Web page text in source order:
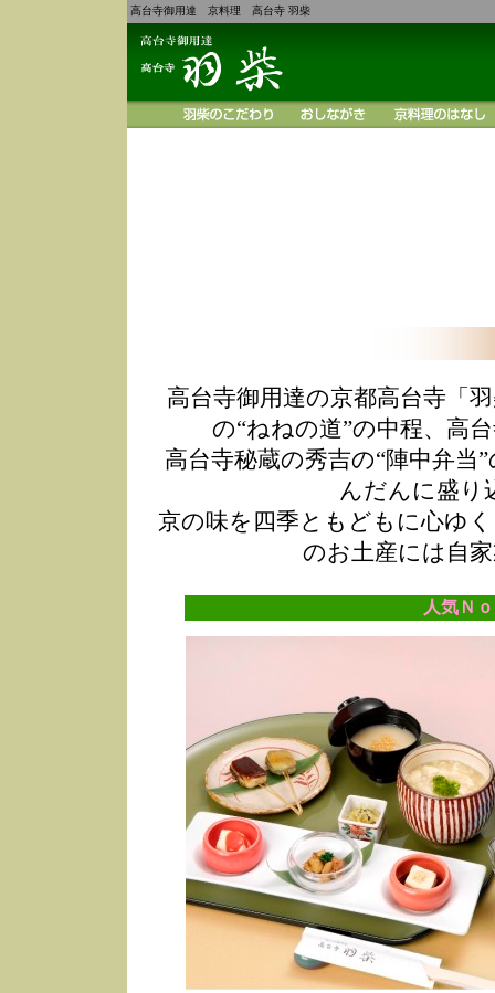
高台寺御用達 京料理 高台寺 羽柴
高台寺御用達の京都高台寺「
の“ねねの道”の中程、高
高台寺秘蔵の秀吉の“陣中弁
んだんに盛り
京の味を四季ともどもに心ゆ
のお土産には自
人気Ｎ